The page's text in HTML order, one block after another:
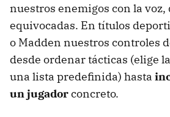
nuestros enemigos con la
equivocadas. En títulos
o Madden nuestros controles
desde ordenar tácticas (elige
una lista predefinida) hasta
un jugadorconcreto.